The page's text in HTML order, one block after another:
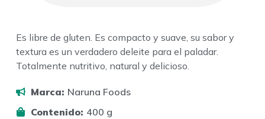
Es libre de gluten. Es compacto y suave, su sabor y
textura es un verdadero deleite para el paladar.
Totalmente nutritivo, natural y delicioso.
Marca: Naruna Foods
Contenido: 400 g